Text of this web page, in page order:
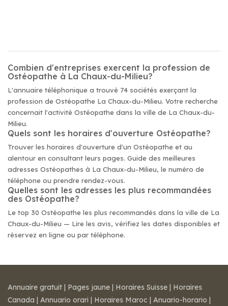
Combien d'entreprises exercent la profession de
Ostéopathe à La Chaux-du-Milieu?
L'annuaire téléphonique a trouvé 74 sociétés exerçant la
profession de Ostéopathe La Chaux-du-Milieu. Votre recherche
concernait l'activité Ostéopathe dans la ville de La Chaux-du-
Milieu.
Quels sont les horaires d'ouverture Ostéopathe?
Trouver les horaires d'ouverture d'un Ostéopathe et au
alentour en consultant leurs pages. Guide des meilleures
adresses Ostéopathes à La Chaux-du-Milieu, le numéro de
téléphone ou prendre rendez-vous.
Quelles sont les adresses les plus recommandées
des Ostéopathe?
Le top 30 Ostéopathe les plus recommandés dans la ville de La
Chaux-du-Milieu — Lire les avis, vérifiez les dates disponibles et
réservez en ligne ou par téléphone.
Annuaire gratuit | Pages jaune | Horaires Suisse | Horaires
Canada | Annuario orari | Horaires Maroc | Anuario-horario |